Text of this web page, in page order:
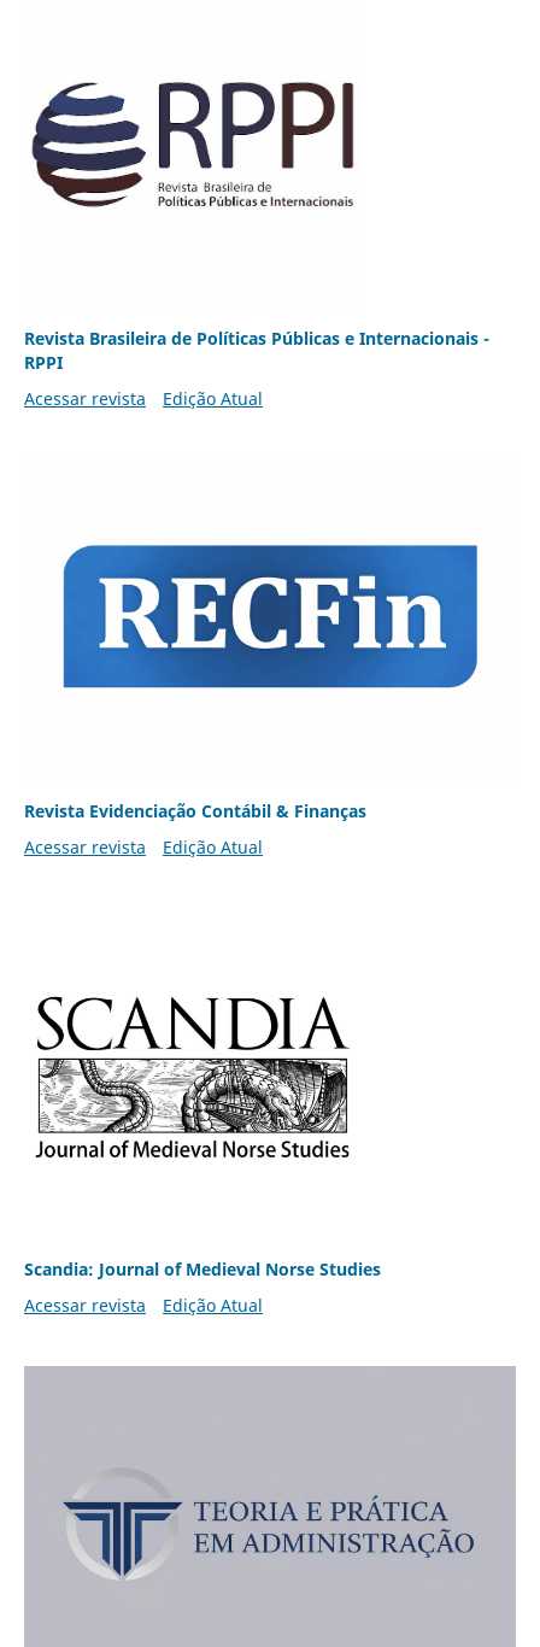
Revista Brasileira de Políticas Públicas e Internacionais -
RPPI
Acessar revista
Edição Atual
Revista Evidenciação Contábil & Finanças
Acessar revista
Edição Atual
Scandia: Journal of Medieval Norse Studies
Acessar revista
Edição Atual